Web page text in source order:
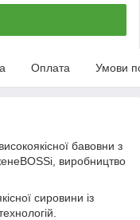
Оплата Умови
бавовни з
виробництво
сировини із